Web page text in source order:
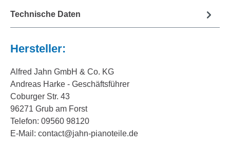
Technische Daten
Hersteller:
Alfred Jahn GmbH & Co. KG
Andreas Harke - Geschäftsführer
Coburger Str. 43
96271 Grub am Forst
Telefon: 09560 98120
E-Mail: contact@jahn-pianoteile.de